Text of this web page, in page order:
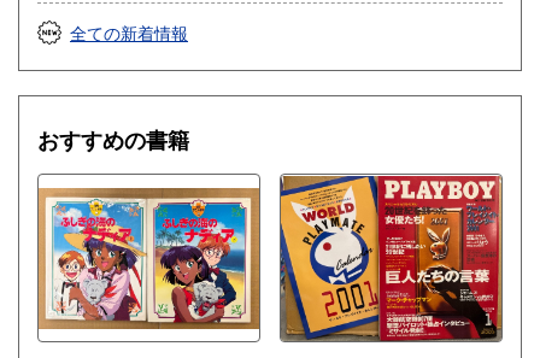
全ての新着情報
おすすめの書籍